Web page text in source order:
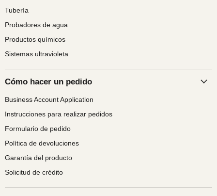
Tubería
Probadores de agua
Productos químicos
Sistemas ultravioleta
Cómo hacer un pedido
Business Account Application
Instrucciones para realizar pedidos
Formulario de pedido
Política de devoluciones
Garantía del producto
Solicitud de crédito